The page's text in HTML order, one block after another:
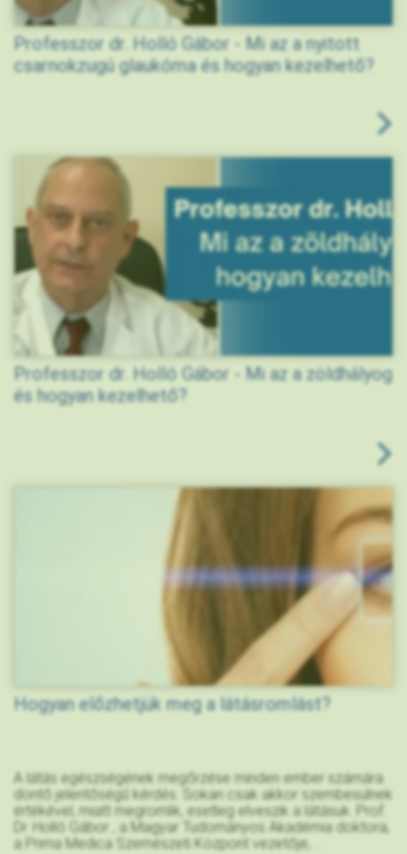
Professzor dr. Holló Gábor - Mi az a nyitott
csarnokzugú glaukóma és hogyan kezelhető?
Professzor dr. Holló Gábor - Mi az a zöldhályog
és hogyan kezelhető?
Hogyan előzhetjük meg a látásromlást?
A látás egészségének megőrzése minden ember számára
döntő jelentőségű kérdés. Sokan csak akkor szembesülnek
értékével, miatt megromlik, esetleg elveszik a látásuk. Prof.
Dr. Holló Gábor , a Magyar Tudományos Akadémia doktora,
a Prima Medica Szemészeti Központ vezetője, ...